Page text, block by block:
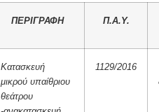
ΠΕΡΙΓΡΑΦΗ Π.Α.Υ.
Κατασκευή
μικρού υπαίθριου
θεάτρου
1129/2016